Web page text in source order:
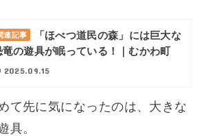
連記事
「ほべつ道民の森」には巨大な
竜の遊具が眠っている！｜むかわ町
2025.09.15
て先に気になったのは、大きな
具。